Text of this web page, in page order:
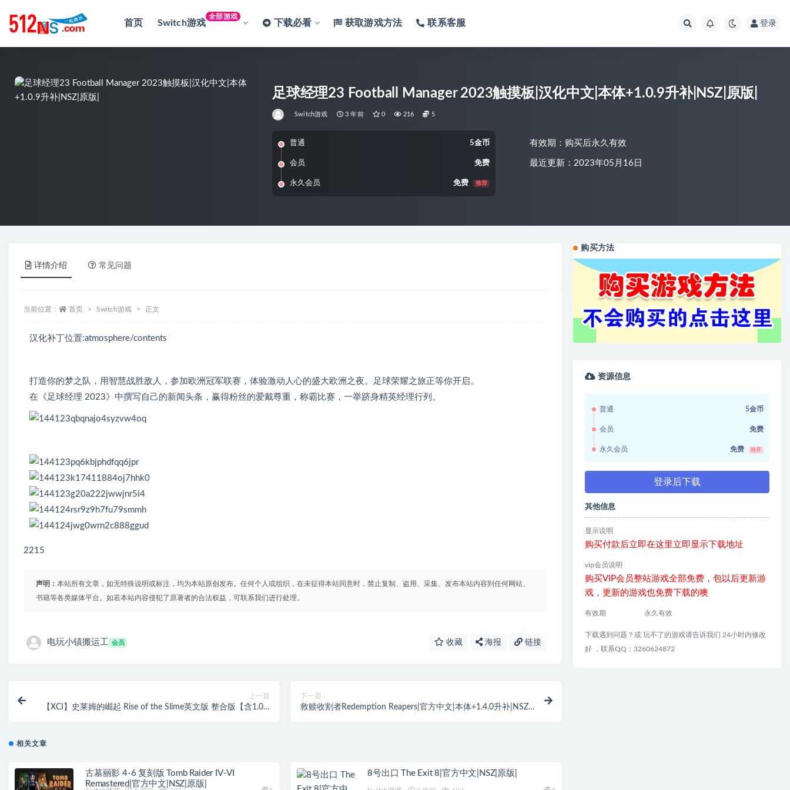
首页 Switch游戏
全部游戏
下载必看 获取游戏方法 联系客服 登录
足球经理23 Football Manager 2023触摸板|汉化中文|本体+1.0.9升补|NSZ|原版|
Switch游戏 3 年前 0 216 5
普通 5金币
会员 免费
永久会员 免费 推荐
有效期：购买后永久有效
最近更新：2023年05月16日
详情介绍 常见问题
当前位置： 首页 Switch游戏 正文
汉化补丁位置:atmosphere/contents
打造你的梦之队，用智慧战胜敌人，参加欧洲冠军联赛，体验激动人心的盛大欧洲之夜。足球荣耀之旅正等你开启。
在《足球经理 2023》中撰写自己的新闻头条，赢得粉丝的爱戴尊重，称霸比赛，一举跻身精英经理行列。
2215
声明： 本站所有文章，如无特殊说明或标注，均为本站原创发布。任何个人或组织，在未征得本站同意时，禁止复制、盗用、采集、发布本站内容到任何网站、
书籍等各类媒体平台。如若本站内容侵犯了原著者的合法权益，可联系我们进行处理。
电玩小镇搬运工 会员 收藏 海报 链接
上一篇
【XCI】史莱姆的崛起 Rise of the Slime英文版 整合版【含1.0.3
下一篇
救赎收割者Redemption Reapers|官方中文|本体+1.4.0升补|NSZ|
相关文章
古墓丽影 4-6 复刻版 Tomb Raider IV-VI
Remastered|官方中文|NSZ|原版|
8号出口 The Exit 8|官方中文|NSZ|原版|
购买方法
资源信息
普通 5金币
会员 免费
永久会员 免费 推荐
登录后下载
其他信息
显示说明
购买付款后立即在这里立即显示下载地址
vip会员说明
购买VIP会员整站游戏全部免费，包以后更新游
戏，更新的游戏也免费下载的噢
有效期 永久有效
下载遇到问题？或 玩不了的游戏请告诉我们 24小时内修改
好 ，联系QQ：3260624872